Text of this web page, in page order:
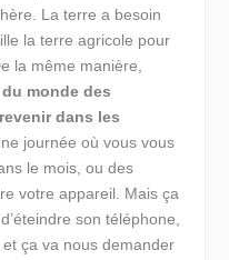
La terre a besoin
la terre agricole pour
la même manière,
monde des
dans les
journée où vous vous
le mois, ou des
votre appareil. Mais ça
son téléphone,
ça va nous demander